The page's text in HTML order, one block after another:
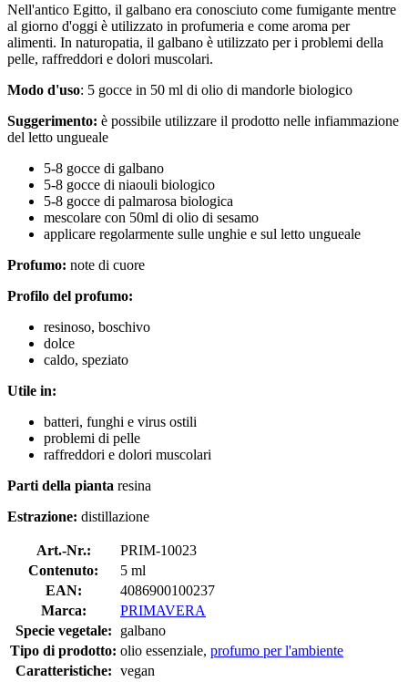
Nell'antico Egitto, il galbano era conosciuto come fumigante mentre
al giorno d'oggi è utilizzato in profumeria e come aroma per
alimenti. In naturopatia, il galbano è utilizzato per i problemi della
pelle, raffreddori e dolori muscolari.
Modo d'uso: 5 gocce in 50 ml di olio di mandorle biologico
Suggerimento: è possibile utilizzare il prodotto nelle infiammazione
del letto ungueale
5-8 gocce di galbano
5-8 gocce di niaouli biologico
5-8 gocce di palmarosa biologica
mescolare con 50ml di olio di sesamo
applicare regolarmente sulle unghie e sul letto ungueale
Profumo: note di cuore
Profilo del profumo:
resinoso, boschivo
dolce
caldo, speziato
Utile in:
batteri, funghi e virus ostili
problemi di pelle
raffreddori e dolori muscolari
Parti della pianta resina
Estrazione: distillazione
Art.-Nr.:
PRIM-10023
Contenuto:
5 ml
EAN:
4086900100237
Marca:
PRIMAVERA
Specie vegetale:
galbano
Tipo di prodotto: olio essenziale, profumo per l'ambiente
Caratteristiche: vegan